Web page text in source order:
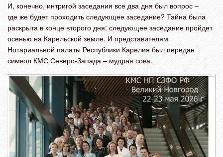
И, конечно, интригой заседания все два дня был вопрос –
где же будет проходить следующее заседание? Тайна была
раскрыта в конце второго дня: следующее заседание пройдет
осенью на Карельской земле. И представителям
Нотариальной палаты Республики Карелия был передан
символ КМС Северо-Запада – мудрая сова.